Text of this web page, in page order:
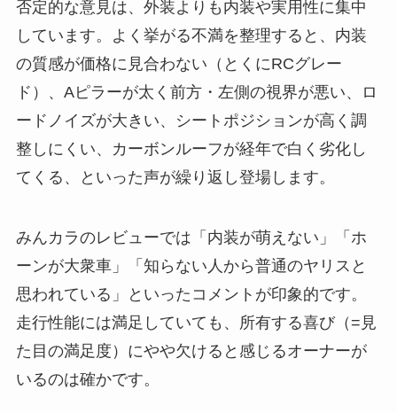
否定的な意見は、外装よりも内装や実用性に集中
しています。よく挙がる不満を整理すると、内装
の質感が価格に見合わない（とくにRCグレー
ド）、Aピラーが太く前方・左側の視界が悪い、ロ
ードノイズが大きい、シートポジションが高く調
整しにくい、カーボンルーフが経年で白く劣化し
てくる、といった声が繰り返し登場します。
みんカラのレビューでは「内装が萌えない」「ホ
ーンが大衆車」「知らない人から普通のヤリスと
思われている」といったコメントが印象的です。
走行性能には満足していても、所有する喜び（=見
た目の満足度）にやや欠けると感じるオーナーが
いるのは確かです。